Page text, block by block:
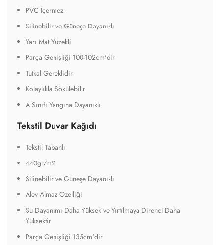
PVC İçermez
Silinebilir ve Güneşe Dayanıklı
Yarı Mat Yüzekli
Parça Genişliği 100-102cm'dir
Tutkal Gereklidir
Kolaylıkla Sökülebilir
A Sınıfı Yangına Dayanıklı
Tekstil Duvar Kağıdı
Tekstil Tabanlı
440gr/m2
Silinebilir ve Güneşe Dayanıklı
Alev Almaz Özelliği
Su Dayanımı Daha Yüksek ve Yırtılmaya Direnci Daha
Yüksektir
Parça Genişliği 135cm'dir